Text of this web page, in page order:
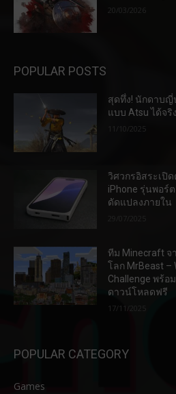
20/03/2026
POPULAR POSTS
สุดทึ่ง! นักดาบญี่
แบบ Atsu ได้จริง
11/10/2025
วิศวกรอิสระเปิด
iPhone รุ่นพอร์
ดัดแปลงภายใน
ทีม Minecraft จ
โลก MrBeast –
Challenge พร้อ
ดาวน์โหลดฟรี
17/11/2025
POPULAR CATEGORY
Games